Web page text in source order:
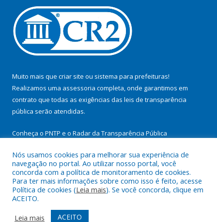
Muito mais que criar site ou sistema para prefeituras!
Realizamos uma assessoria completa, onde garantimos em
contrato que todas as exigências das leis de transparência
pública serão atendidas.
Conheça o PNTP e o Radar da Transparência Pública
Todos os direitos reservados a Prefeitura Municipal de
Itupiranga.
Mapa do Site
Acessar Área Administrativa
Nós usamos cookies para melhorar sua experiência de
navegação no portal. Ao utilizar nosso portal, você
concorda com a política de monitoramento de cookies.
Para ter mais informações sobre como isso é feito, acesse
Política de cookies (Leia mais). Se você concorda, clique em
ACEITO.
Leia mais
ACEITO